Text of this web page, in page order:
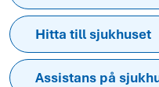
Hitta till sjukhuset
Assistans på